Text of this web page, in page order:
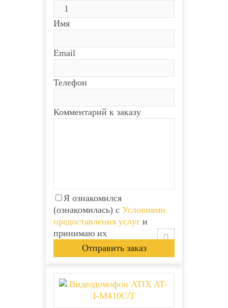
Имя
Email
Телефон
Комментарий к заказу
Я ознакомился
(ознакомилась) с Условиями
предоставления услуг и
принимаю их